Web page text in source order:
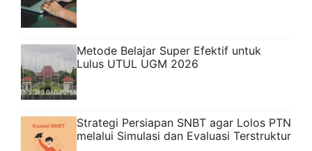
Metode Belajar Super Efektif untuk
Lulus UTUL UGM 2026
Strategi Persiapan SNBT agar Lolos PTN
melalui Simulasi dan Evaluasi Terstruktur